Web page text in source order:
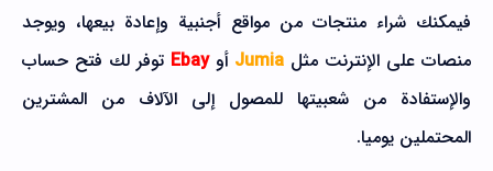
فيمكنك شراء منتجات من مواقع أجنبية وإعادة بيعها، ويوجد
منصات على الإنترنت مثل Jumia أوEbay توفر لك فتح حساب
والإستفادة من شعبيتها للمصول إلى الآلاف من المشترين
المحتملين يوميا.